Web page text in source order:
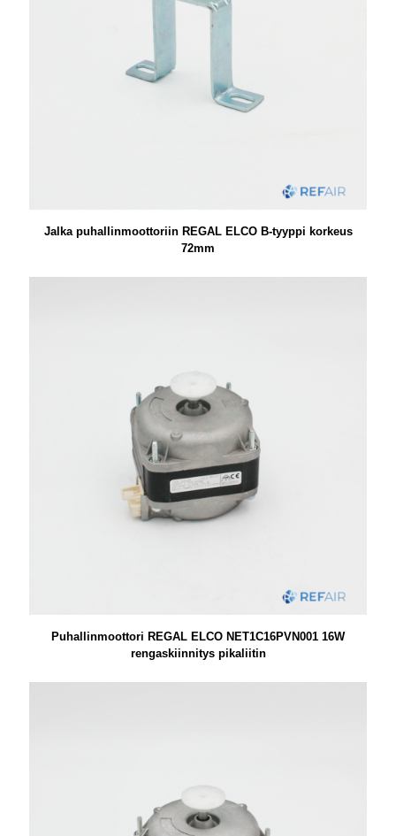
Jalka puhallinmoottoriin REGAL ELCO B-tyyppi korkeus
72mm
Puhallinmoottori REGAL ELCO NET1C16PVN001 16W
rengaskiinnitys pikaliitin